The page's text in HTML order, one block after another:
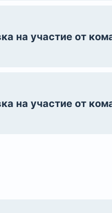
на участие от
на участие от